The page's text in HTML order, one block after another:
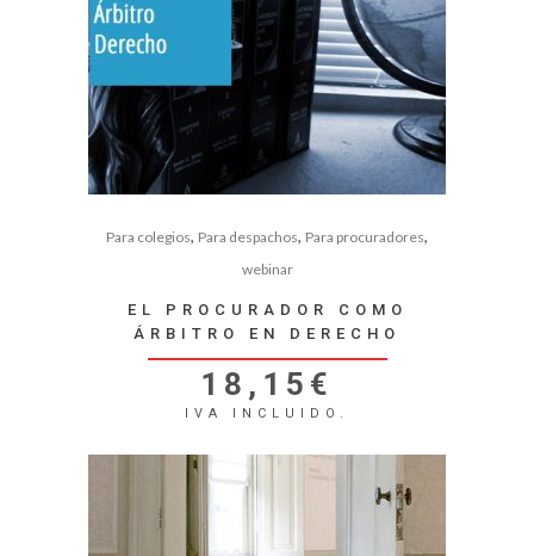
Para colegios, Para despachos, Para procuradores,
webinar
EL PROCURADOR COMO
ÁRBITRO EN DERECHO
18,15 €
IVA INCLUIDO.